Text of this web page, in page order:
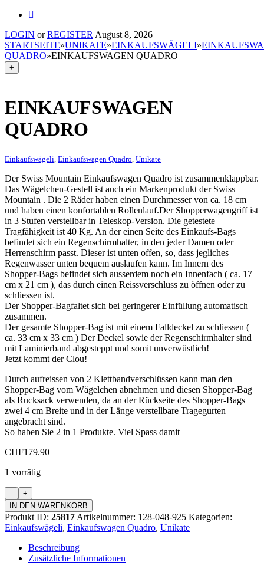
LOGIN orREGISTER|August 8, 2026
STARTSEITE»UNIKATE»EINKAUFSWÄGELI»
QUADRO»EINKAUFSWAGEN QUADRO
+
EINKAUFSWAGEN
QUADRO
Einkaufswägeli Einkaufswagen Quadro Unikate
Der Swiss Mountain Einkaufswagen Quadro ist zusammenklappbar.
Das Wägelchen-Gestell ist auch ein Markenprodukt der Swiss
Mountain . Die 2 Räder haben einen Durchmesser von ca. 18 cm
und haben einen konfortablen Rollenlauf.Der Shopperwagengriff ist
in 3 Stufen verstellbar in Teleskop-Version. Die getestete
Tragfähigkeit ist 40 Kg. An der einen Seite des Einkaufs-Bags
befindet sich ein Regenschirmhalter, in den jeder Damen oder
Herrenschirm passt. Dieser ist unten offen, so, dass jegliches
Regenwasser unten bequem auslaufen kann. Im Innern des
Shopper-Bags befindet sich ausserdem noch ein Innenfach ( ca. 17
cm x 21 cm ), das durch einen Reissverschluss zu öffnen oder zu
schliessen ist.
Der Shopper-Bagfaltet sich bei geringerer Einfüllung automatisch
zusammen.
Der gesamte Shopper-Bag ist mit einem Falldeckel zu schliessen (
ca. 33 cm x 33 cm ) Der Deckel sowie der Regenschirmhalter sind
mit Laminierband abgesteppt und somit unverwüstlich!
Jetzt kommt der Clou!
Durch aufreissen von 2 Klettbandverschlüssen kann man den
Shopper-Bag vom Wägelchen abnehmen und diesen Shopper-Bag
als Rucksack verwenden, da an der Rückseite des Shopper-Bags
zwei 4 cm Breite und in der Länge verstellbare Tragegurten
angebracht sind.
So haben Sie 2 in 1 Produkte. Viel Spass damit
CHF179.90
1 vorrätig
Einkaufswagen
Quadro
Menge
IN DEN WARENKORB
Produkt ID: 25817 Artikelnummer: 128-048-925 Kategorien:
Einkaufswägeli, Einkaufswagen Quadro, Unikate
Beschreibung
Zusätzliche Informationen